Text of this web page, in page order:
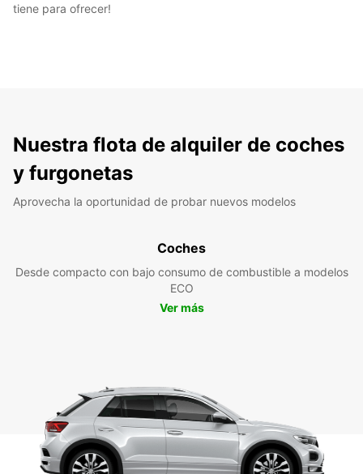
tiene para ofrecer!
Nuestra flota de alquiler de coches
y furgonetas
Aprovecha la oportunidad de probar nuevos modelos
Coches
Desde compacto con bajo consumo de combustible a modelos
ECO
Ver más